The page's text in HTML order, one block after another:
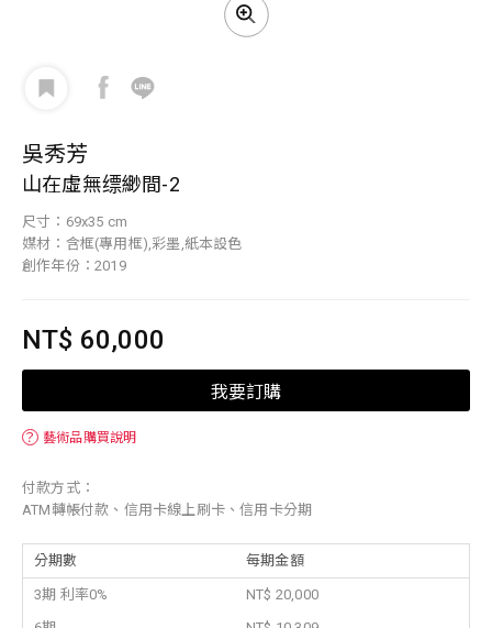
吳秀芳
山在虛無缥緲間-2
尺寸：69x35 cm
媒材：含框(專用框),彩墨,紙本設色
創作年份：2019
NT$ 60,000
我要訂購
？ 藝術品購買說明
付款方式：
ATM轉帳付款、信用卡線上刷卡、信用卡分期
分期數 每期金額
3期 利率0%
NT$ 20,000